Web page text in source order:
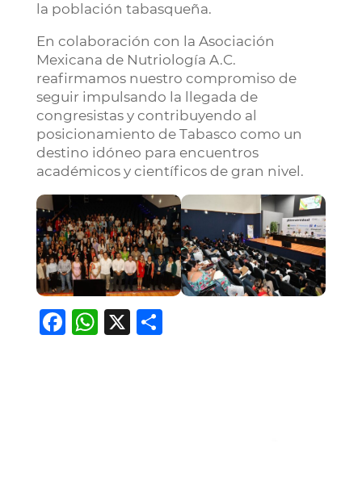
la población tabasqueña.
En colaboración con la Asociación
Mexicana de Nutriología A.C.
reafirmamos nuestro compromiso de
seguir impulsando la llegada de
congresistas y contribuyendo al
posicionamiento de Tabasco como un
destino idóneo para encuentros
académicos y científicos de gran nivel.
Facebook
WhatsApp
X Compartir